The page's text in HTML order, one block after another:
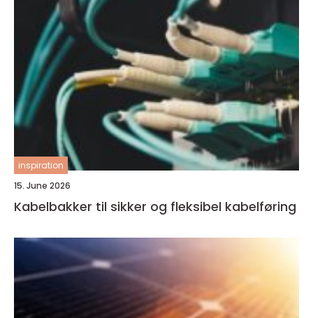
inspiration
15. June 2026
Kabelbakker til sikker og fleksibel kabelføring